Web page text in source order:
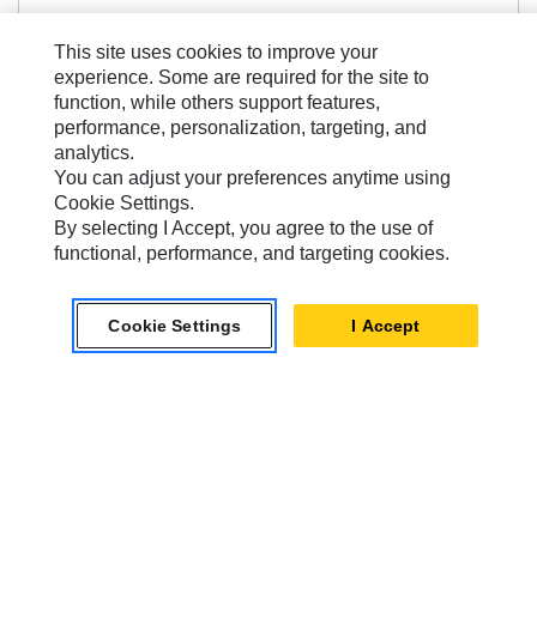
CW-Fästen
CW05 hydrauliska minigrävmaskiner på 2 ton
Vikt
Total bredd
248 mm
Maskinklass
Minigrävmaskiner på 2
This site uses cookies to improve your
experience. Some are required for the site to
function, while others support features,
performance, personalization, targeting, and
analytics.
You can adjust your preferences anytime using
Cookie Settings.
By selecting I Accept, you agree to the use of
functional, performance, and targeting cookies.
Cookie Settings I Accept